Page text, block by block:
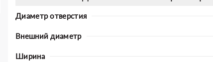
Диаметр отверстия
Внешний диаметр
Ширина